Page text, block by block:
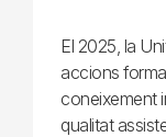
El 2025, la
accions
coneixement
qualitat